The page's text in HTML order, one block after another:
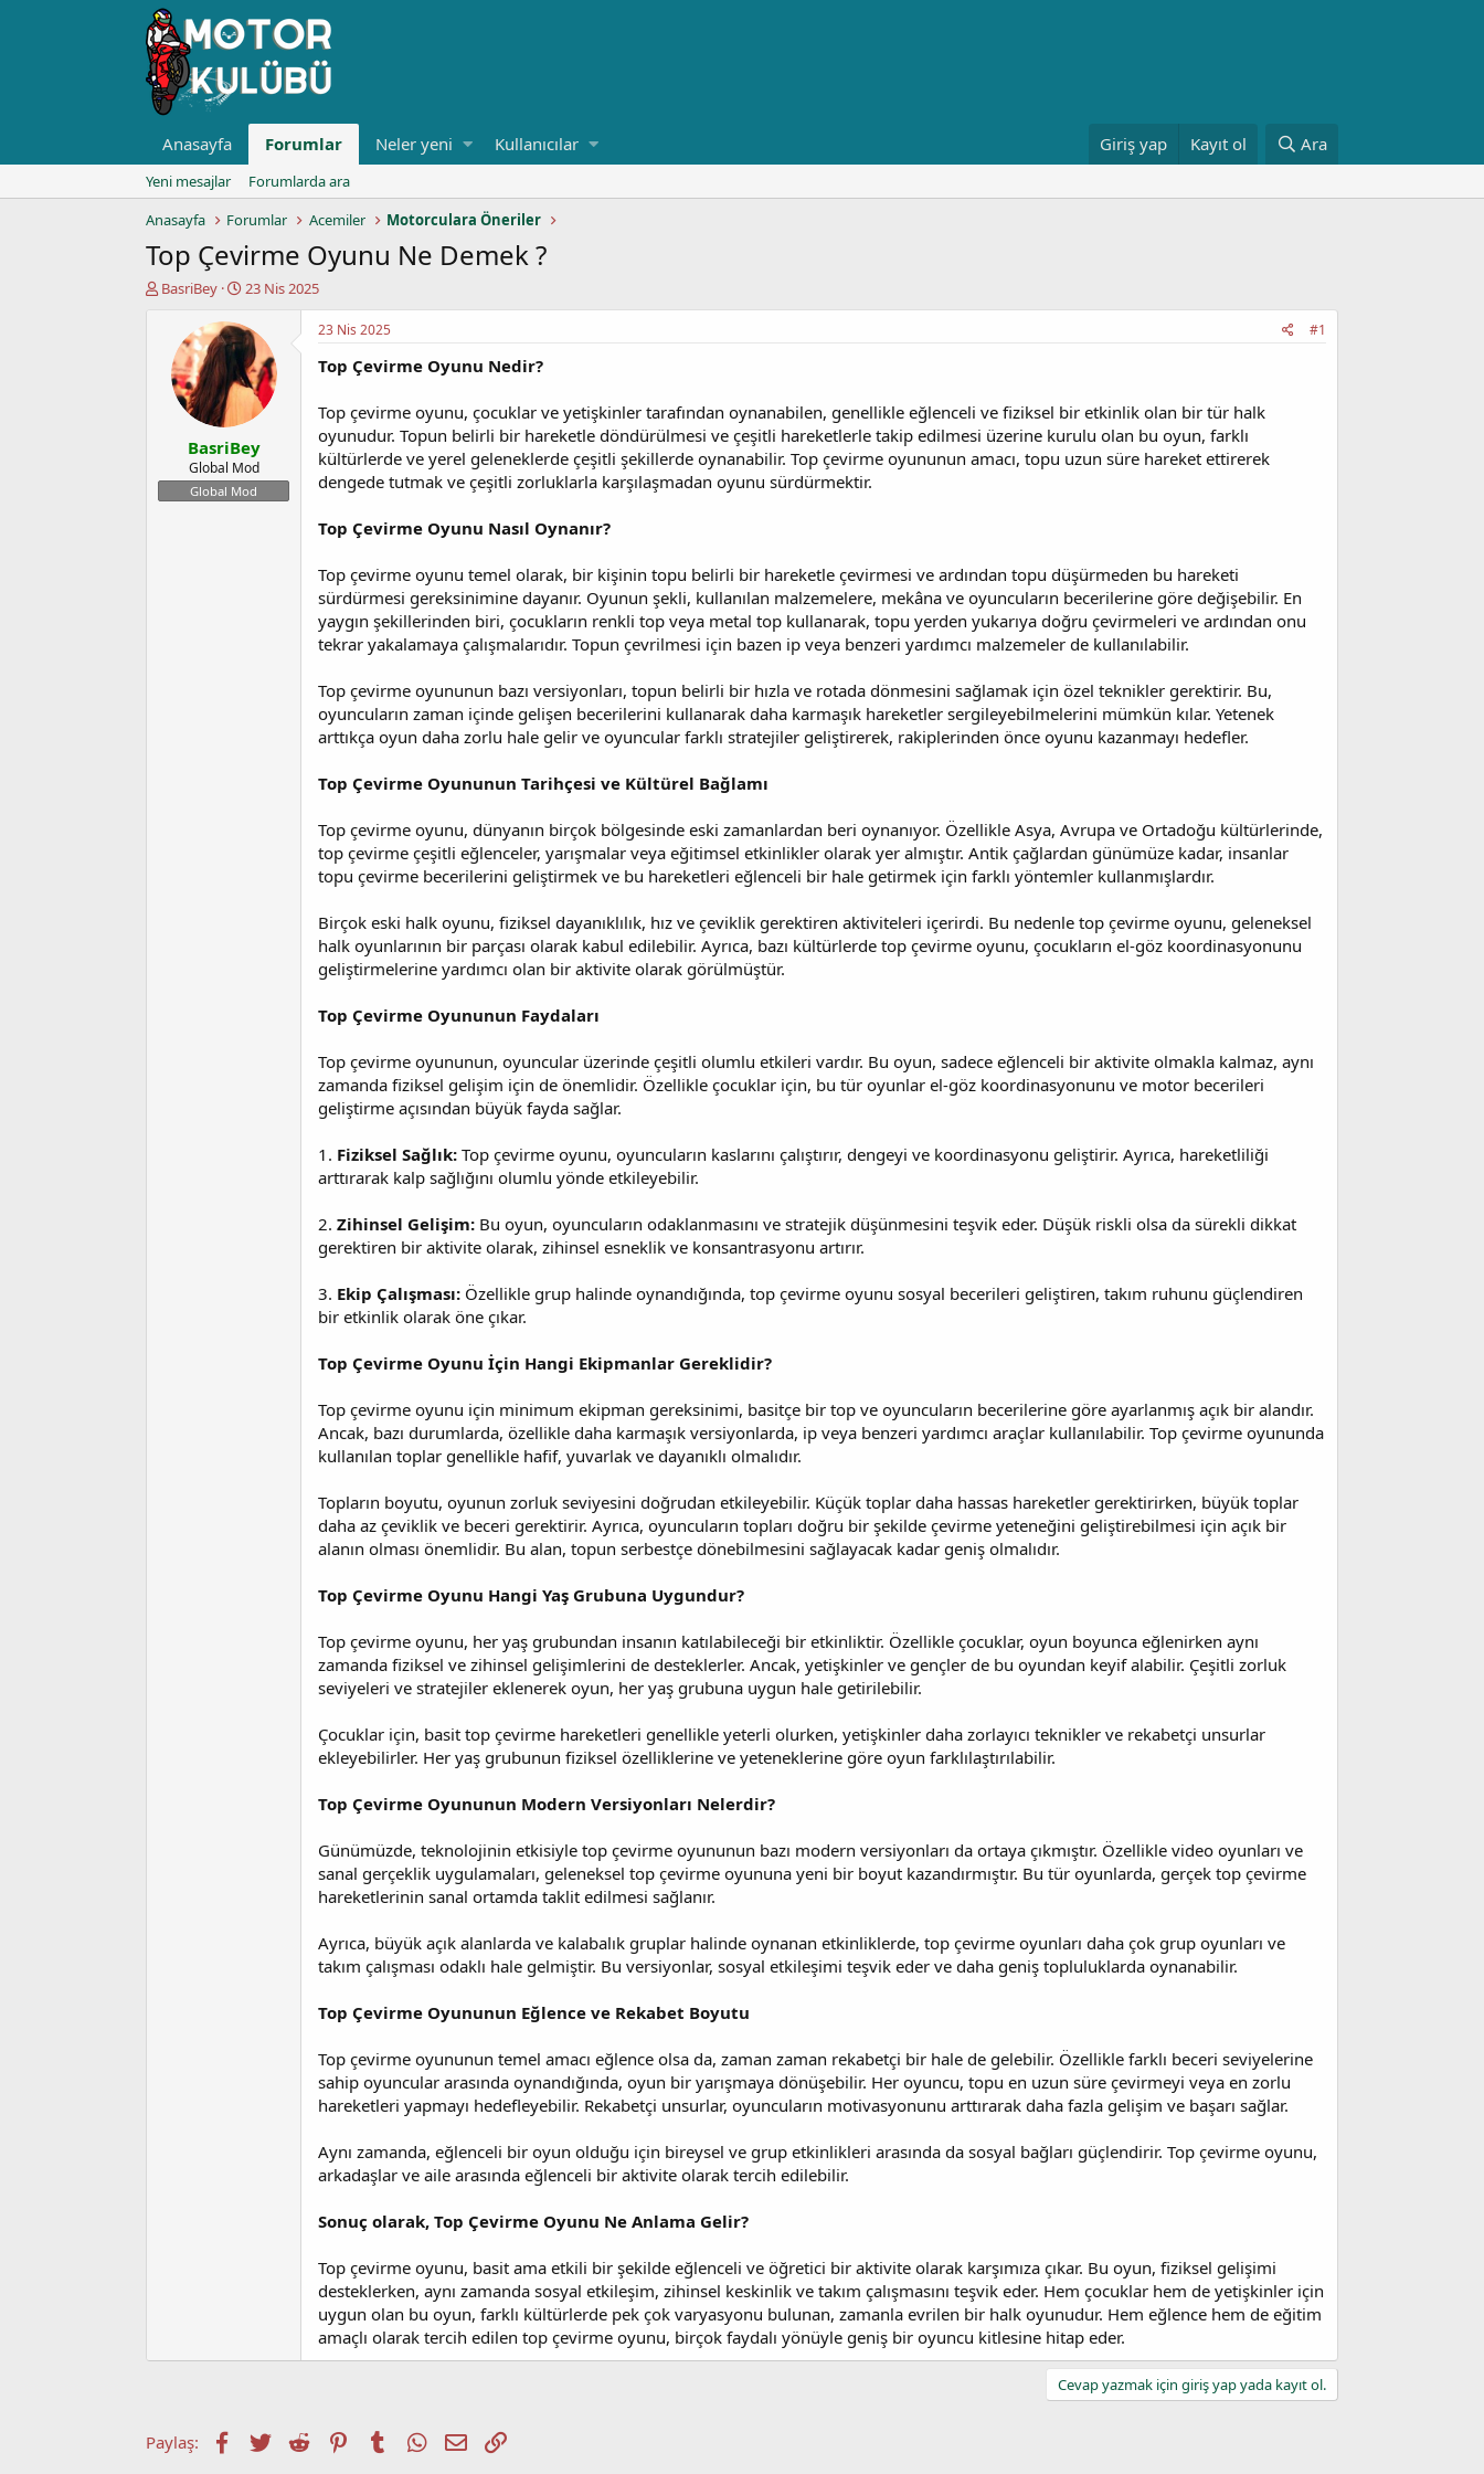
Anasayfa Forumlar Neler yeni Kullanıcılar Giriş yap Kayıt ol Ara
Yeni mesajlar
Forumlarda ara
Anasayfa
Forumlar Acemiler Motorculara Öneriler
Top Çevirme Oyunu Ne Demek ?
K
a
t
BasriBey
B
ş
l
a
n
g
ı
ç
t
a
r
23 Nis 2025
BasriBey
Global Mod
Global Mod
23 Nis 2025 #1
Top Çevirme Oyunu Nedir?
Top çevirme oyunu, çocuklar ve yetişkinler tarafından oynanabilen, genellikle eğlenceli ve fiziksel bir etkinlik olan bir tür halk
oyunudur. Topun belirli bir hareketle döndürülmesi ve çeşitli hareketlerle takip edilmesi üzerine kurulu olan bu oyun, farklı
kültürlerde ve yerel geleneklerde çeşitli şekillerde oynanabilir. Top çevirme oyununun amacı, topu uzun süre hareket ettirerek
dengede tutmak ve çeşitli zorluklarla karşılaşmadan oyunu sürdürmektir.
Top Çevirme Oyunu Nasıl Oynanır?
Top çevirme oyunu temel olarak, bir kişinin topu belirli bir hareketle çevirmesi ve ardından topu düşürmeden bu hareketi
sürdürmesi gereksinimine dayanır. Oyunun şekli, kullanılan malzemelere, mekâna ve oyuncuların becerilerine göre değişebilir. En
yaygın şekillerinden biri, çocukların renkli top veya metal top kullanarak, topu yerden yukarıya doğru çevirmeleri ve ardından onu
tekrar yakalamaya çalışmalarıdır. Topun çevrilmesi için bazen ip veya benzeri yardımcı malzemeler de kullanılabilir.
Top çevirme oyununun bazı versiyonları, topun belirli bir hızla ve rotada dönmesini sağlamak için özel teknikler gerektirir. Bu,
oyuncuların zaman içinde gelişen becerilerini kullanarak daha karmaşık hareketler sergileyebilmelerini mümkün kılar. Yetenek
arttıkça oyun daha zorlu hale gelir ve oyuncular farklı stratejiler geliştirerek, rakiplerinden önce oyunu kazanmayı hedefler.
Top Çevirme Oyununun Tarihçesi ve Kültürel Bağlamı
Top çevirme oyunu, dünyanın birçok bölgesinde eski zamanlardan beri oynanıyor. Özellikle Asya, Avrupa ve Ortadoğu kültürlerinde,
top çevirme çeşitli eğlenceler, yarışmalar veya eğitimsel etkinlikler olarak yer almıştır. Antik çağlardan günümüze kadar, insanlar
topu çevirme becerilerini geliştirmek ve bu hareketleri eğlenceli bir hale getirmek için farklı yöntemler kullanmışlardır.
Birçok eski halk oyunu, fiziksel dayanıklılık, hız ve çeviklik gerektiren aktiviteleri içerirdi. Bu nedenle top çevirme oyunu, geleneksel
halk oyunlarının bir parçası olarak kabul edilebilir. Ayrıca, bazı kültürlerde top çevirme oyunu, çocukların el-göz koordinasyonunu
geliştirmelerine yardımcı olan bir aktivite olarak görülmüştür.
Top Çevirme Oyununun Faydaları
Top çevirme oyununun, oyuncular üzerinde çeşitli olumlu etkileri vardır. Bu oyun, sadece eğlenceli bir aktivite olmakla kalmaz, aynı
zamanda fiziksel gelişim için de önemlidir. Özellikle çocuklar için, bu tür oyunlar el-göz koordinasyonunu ve motor becerileri
geliştirme açısından büyük fayda sağlar.
1. Fiziksel Sağlık: Top çevirme oyunu, oyuncuların kaslarını çalıştırır, dengeyi ve koordinasyonu geliştirir. Ayrıca, hareketliliği
arttırarak kalp sağlığını olumlu yönde etkileyebilir.
2. Zihinsel Gelişim: Bu oyun, oyuncuların odaklanmasını ve stratejik düşünmesini teşvik eder. Düşük riskli olsa da sürekli dikkat
gerektiren bir aktivite olarak, zihinsel esneklik ve konsantrasyonu artırır.
3. Ekip Çalışması: Özellikle grup halinde oynandığında, top çevirme oyunu sosyal becerileri geliştiren, takım ruhunu güçlendiren
bir etkinlik olarak öne çıkar.
Top Çevirme Oyunu İçin Hangi Ekipmanlar Gereklidir?
Top çevirme oyunu için minimum ekipman gereksinimi, basitçe bir top ve oyuncuların becerilerine göre ayarlanmış açık bir alandır.
Ancak, bazı durumlarda, özellikle daha karmaşık versiyonlarda, ip veya benzeri yardımcı araçlar kullanılabilir. Top çevirme oyununda
kullanılan toplar genellikle hafif, yuvarlak ve dayanıklı olmalıdır.
Topların boyutu, oyunun zorluk seviyesini doğrudan etkileyebilir. Küçük toplar daha hassas hareketler gerektirirken, büyük toplar
daha az çeviklik ve beceri gerektirir. Ayrıca, oyuncuların topları doğru bir şekilde çevirme yeteneğini geliştirebilmesi için açık bir
alanın olması önemlidir. Bu alan, topun serbestçe dönebilmesini sağlayacak kadar geniş olmalıdır.
Top Çevirme Oyunu Hangi Yaş Grubuna Uygundur?
Top çevirme oyunu, her yaş grubundan insanın katılabileceği bir etkinliktir. Özellikle çocuklar, oyun boyunca eğlenirken aynı
zamanda fiziksel ve zihinsel gelişimlerini de desteklerler. Ancak, yetişkinler ve gençler de bu oyundan keyif alabilir. Çeşitli zorluk
seviyeleri ve stratejiler eklenerek oyun, her yaş grubuna uygun hale getirilebilir.
Çocuklar için, basit top çevirme hareketleri genellikle yeterli olurken, yetişkinler daha zorlayıcı teknikler ve rekabetçi unsurlar
ekleyebilirler. Her yaş grubunun fiziksel özelliklerine ve yeteneklerine göre oyun farklılaştırılabilir.
Top Çevirme Oyununun Modern Versiyonları Nelerdir?
Günümüzde, teknolojinin etkisiyle top çevirme oyununun bazı modern versiyonları da ortaya çıkmıştır. Özellikle video oyunları ve
sanal gerçeklik uygulamaları, geleneksel top çevirme oyununa yeni bir boyut kazandırmıştır. Bu tür oyunlarda, gerçek top çevirme
hareketlerinin sanal ortamda taklit edilmesi sağlanır.
Ayrıca, büyük açık alanlarda ve kalabalık gruplar halinde oynanan etkinliklerde, top çevirme oyunları daha çok grup oyunları ve
takım çalışması odaklı hale gelmiştir. Bu versiyonlar, sosyal etkileşimi teşvik eder ve daha geniş topluluklarda oynanabilir.
Top Çevirme Oyununun Eğlence ve Rekabet Boyutu
Top çevirme oyununun temel amacı eğlence olsa da, zaman zaman rekabetçi bir hale de gelebilir. Özellikle farklı beceri seviyelerine
sahip oyuncular arasında oynandığında, oyun bir yarışmaya dönüşebilir. Her oyuncu, topu en uzun süre çevirmeyi veya en zorlu
hareketleri yapmayı hedefleyebilir. Rekabetçi unsurlar, oyuncuların motivasyonunu arttırarak daha fazla gelişim ve başarı sağlar.
Aynı zamanda, eğlenceli bir oyun olduğu için bireysel ve grup etkinlikleri arasında da sosyal bağları güçlendirir. Top çevirme oyunu,
arkadaşlar ve aile arasında eğlenceli bir aktivite olarak tercih edilebilir.
Sonuç olarak, Top Çevirme Oyunu Ne Anlama Gelir?
Top çevirme oyunu, basit ama etkili bir şekilde eğlenceli ve öğretici bir aktivite olarak karşımıza çıkar. Bu oyun, fiziksel gelişimi
desteklerken, aynı zamanda sosyal etkileşim, zihinsel keskinlik ve takım çalışmasını teşvik eder. Hem çocuklar hem de yetişkinler için
uygun olan bu oyun, farklı kültürlerde pek çok varyasyonu bulunan, zamanla evrilen bir halk oyunudur. Hem eğlence hem de eğitim
amaçlı olarak tercih edilen top çevirme oyunu, birçok faydalı yönüyle geniş bir oyuncu kitlesine hitap eder.
Cevap yazmak için giriş yap yada kayıt ol.
Paylaş: Facebook
TwitterReddit PinterestTumblrWhatsApp
E-postaLink